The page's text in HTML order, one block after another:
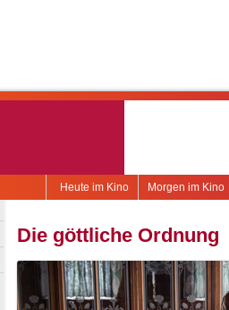
Morgen im Kino
Heute im Kino
Die göttliche Ordnung